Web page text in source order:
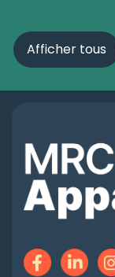
Afficher tous